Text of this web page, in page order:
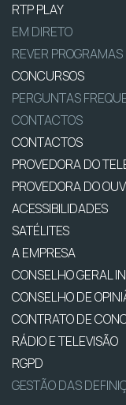
RTP PLAY
EM DIRETO
REVER PROGRAMAS
CONCURSOS
PERGUNTAS
CONTACTOS
CONTACTOS
PROVEDORA DO
PROVEDORA DO
ACESSIBILIDADES
SATÉLITES
A EMPRESA
CONSELHO GERAL
CONSELHO DE
CONTRATO DE
RÁDIO E TELEVISÃO
RGPD
GESTÃO DAS